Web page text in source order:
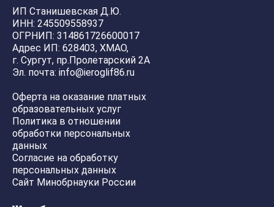
ИП Станишевская Д.Ю.
ИНН: 245509558937
ОГРНИП: 314861726600017
Адрес ИП: 628403, ХМАО,
г. Сургут, пр.Пролетарский 2А
Эл. почта: info@ieroglif86.ru
Оферта на оказание платных
образовательных услуг
Политика в отношении
обработки персональных
данных
Согласие на обработку
персональных данных
Сайт Минобрнауки России